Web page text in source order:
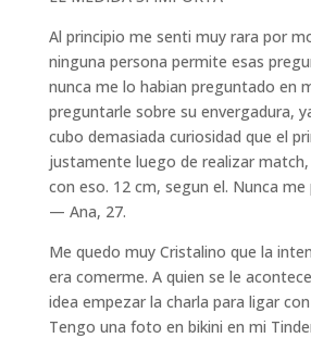
Al principio me senti muy rara por
ninguna persona permite esas
nunca me lo habian preguntado en
preguntarle sobre su envergadura,
cubo demasiada curiosidad que el
justamente luego de realizar
con eso. 12 cm, segun el. Nunca
— Ana, 27.
Me quedo muy Cristalino que la
era comerme. A quien se le
idea empezar la charla para ligar con
Tengo una foto en bikini en mi